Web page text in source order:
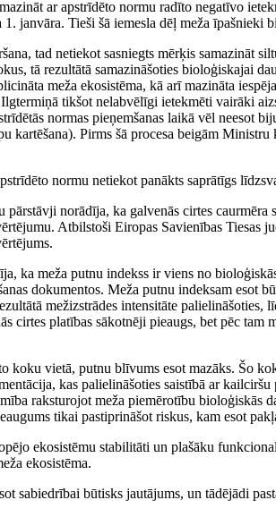
ar apstrīdēto normu radīto negatīvo
janvāra. Tieši šā iemesla dēļ meža
tad netiekot sasniegts mērķis samazināt
tā rezultātā samazināšoties bioloģiskajai
meža ekosistēma, kā arī mazināta
tikšot nelabvēlīgi ietekmēti vairāki
normas pieņemšanas laikā vēl neesot
kartēšana). Pirms šā procesa beigām
normu netiekot panākts saprātīgs
pārstāvji norādīja, ka galvenās cirtes
Atbilstoši Eiropas Savienības Tiesas
ka meža putnu indekss ir viens no
dokumentos. Meža putnu indeksam esot
mežizstrādes intensitāte
cirtes platības sākotnēji pieaugs, bet pēc tam
koku vietā, putnu blīvums esot mazāks. Šo
kas palielināšoties saistībā ar
raksturojot meža piemērotību bioloģiskās
tikai pastiprināšot riskus, kam esot
ekosistēmu stabilitāti un plašāku
ekosistēma.
sabiedrībai būtisks jautājums, un tādējādi